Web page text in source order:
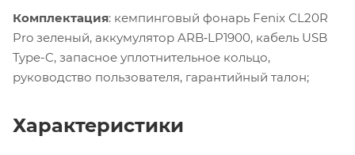
Комплектация: кемпинговый фонарь Fenix CL20R
Pro зеленый, аккумулятор ARB‑LP1900, кабель USB
Type-C, запасное уплотнительное кольцо,
руководство пользователя, гарантийный талон;
Характеристики